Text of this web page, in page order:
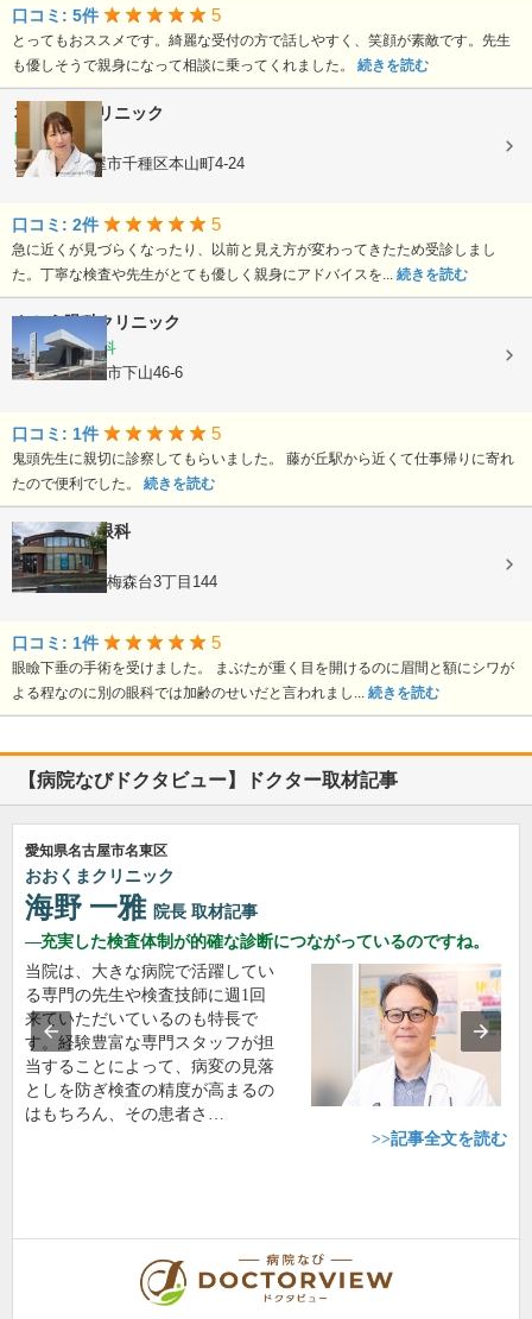
口コミ: 5件 5
とってもおススメです。綺麗な受付の方で話しやすく、笑顔が素敵です。先生
も優しそうで親身になって相談に乗ってくれました。 続きを読む
本山アイクリニック
眼科
愛知県名古屋市千種区本山町4-24
口コミ: 2件 5
急に近くが見づらくなったり、以前と見え方が変わってきたため受診しまし
た。丁寧な検査や先生がとても優しく親身にアドバイスを... 続きを読む
きとう眼科クリニック
眼科, 小児眼科
愛知県長久手市下山46-6
口コミ: 1件 5
鬼頭先生に親切に診察してもらいました。 藤が丘駅から近くて仕事帰りに寄れ
たので便利でした。 続きを読む
梅森たかせ眼科
眼科
愛知県日進市梅森台3丁目144
口コミ: 1件 5
眼瞼下垂の手術を受けました。 まぶたが重く目を開けるのに眉間と額にシワが
よる程なのに別の眼科では加齢のせいだと言われまし... 続きを読む
【病院なびドクタビュー】ドクター取材記事
愛知県名古屋市名東区
おおくまクリニック
海野 一雅 院長 取材記事
充実した検査体制が的確な診断につながっているのですね。
当院は、大きな病院で活躍してい
る専門の先生や検査技師に週1回
来ていただいているのも特長で
す。経験豊富な専門スタッフが担
当することによって、病変の見落
としを防ぎ検査の精度が高まるの
はもちろん、その患者さ…
>>記事全文を読む